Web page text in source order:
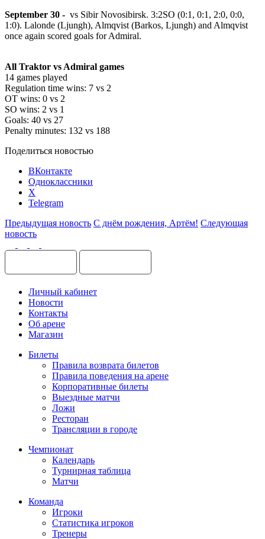
September 30 - vs Sibir Novosibirsk. 3:2SO (0:1, 0:1, 2:0, 0:0,
1:0). Lalonde (Ljungh), Almqvist (Barkos, Ljungh) and Almqvist
once again scored goals for Admiral.
All Traktor vs Admiral games
14 games played
Regulation time wins: 7 vs 2
OT wins: 0 vs 2
SO wins: 2 vs 1
Goals: 40 vs 27
Penalty minutes: 132 vs 188
Поделиться новостью
ВКонтакте
Одноклассники
X
Telegram
Предыдущая новость С днём рождения, Артём! Следующая
новость
Личный кабинет
Новости
Контакты
Об арене
Магазин
Билеты
Правила возврата билетов
Правила поведения на арене
Корпоративные билеты
Выездные матчи
Ложи
Ресторан
Трансляции в городе
Чемпионат
Календарь
Турнирная таблица
Матчи
Команда
Игроки
Статистика игроков
Тренеры